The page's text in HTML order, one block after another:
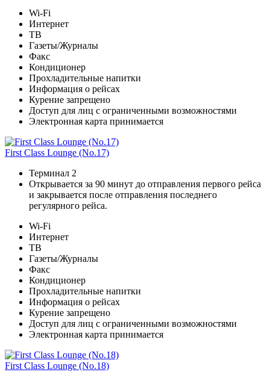
Wi-Fi
Интернет
ТВ
Газеты/Журналы
Факс
Кондиционер
Прохладительные напитки
Информация о рейсах
Курение запрещено
Доступ для лиц с ограниченными возможностями
Электронная карта принимается
First Class Lounge (No.17)
Терминал 2
Открывается за 90 минут до отправления первого рейса
и закрывается после отправления последнего
регулярного рейса.
Wi-Fi
Интернет
ТВ
Газеты/Журналы
Факс
Кондиционер
Прохладительные напитки
Информация о рейсах
Курение запрещено
Доступ для лиц с ограниченными возможностями
Электронная карта принимается
First Class Lounge (No.18)